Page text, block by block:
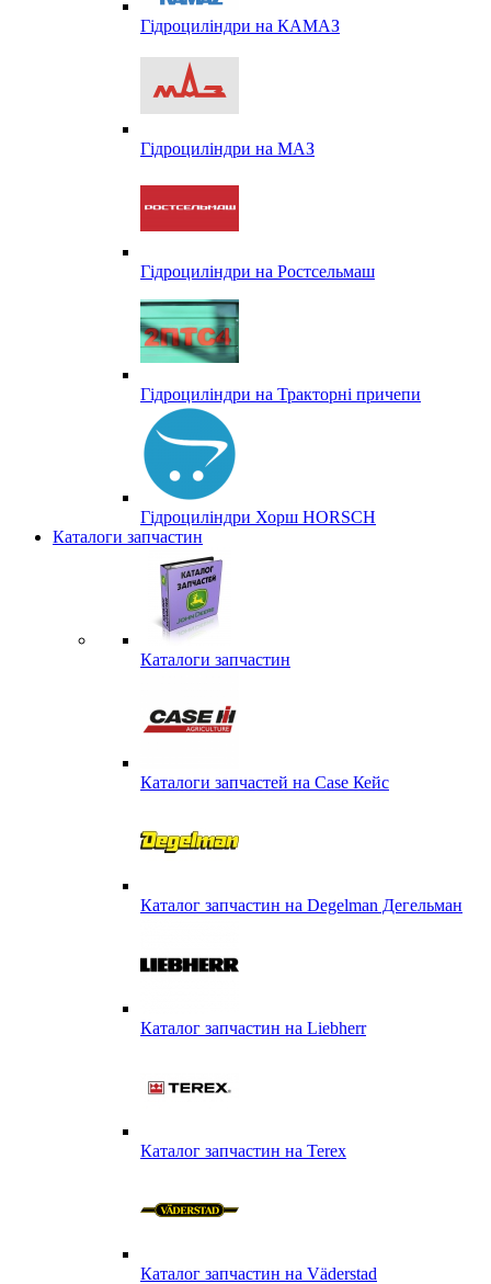
Гідроциліндри на КАМАЗ
Гідроциліндри на МАЗ
Гідроциліндри на Ростсельмаш
Гідроциліндри на Тракторні причепи
Гідроциліндри Хорш HORSCH
Каталоги запчастин
Каталоги запчастин
Каталоги запчастей на Case Кейс
Каталог запчастин на Degelman Дегельман
Каталог запчастин на Liebherr
Каталог запчастин на Terex
Каталог запчастин на Väderstad